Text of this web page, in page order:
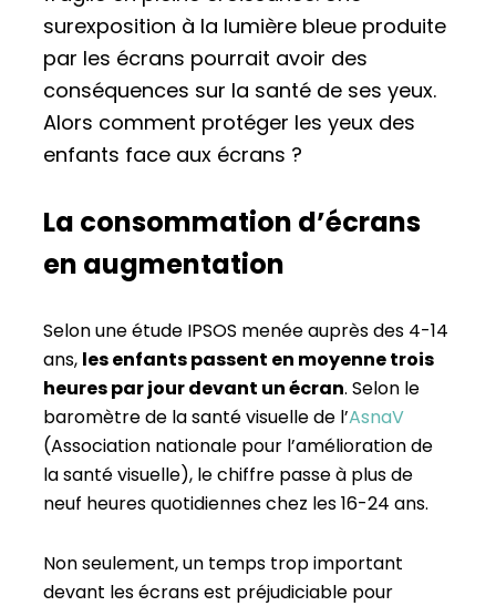
surexposition à la lumière bleue produite
par les écrans pourrait avoir des
conséquences sur la santé de ses yeux.
Alors comment protéger les yeux des
enfants face aux écrans ?
La consommation d’écrans
en augmentation
Selon une étude IPSOS menée auprès des 4-14
ans, les enfants passent en moyenne trois
heures par jour devant un écran. Selon le
baromètre de la santé visuelle de l’AsnaV
(Association nationale pour l’amélioration de
la santé visuelle), le chiffre passe à plus de
neuf heures quotidiennes chez les 16-24 ans.
Non seulement, un temps trop important
devant les écrans est préjudiciable pour